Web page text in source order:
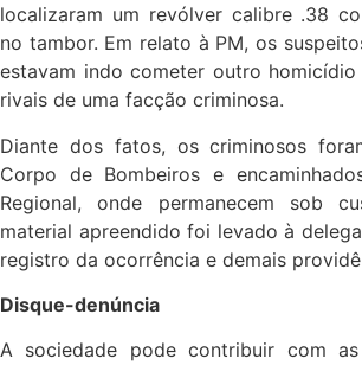
localizaram um revólver calibre .38
no tambor. Em relato à PM, os
estavam indo cometer outro
rivais de uma facção criminosa.
Diante dos fatos, os criminosos
Corpo de Bombeiros e
Regional, onde permanecem sob
material apreendido foi levado à
registro da ocorrência e demais
Disque-denúncia
A sociedade pode contribuir com